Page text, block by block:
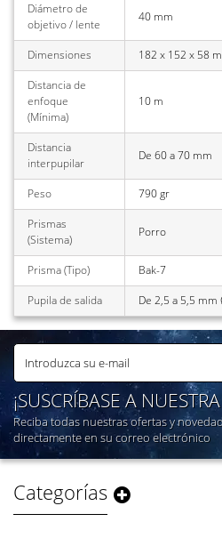
Diámetro de
objetivo / lente
40 mm
Dimensiones
182 x 152 x 58
Distancia de
enfoque
(Mínima)
10 m
Distancia
interpupilar
De 60 a 70 mm
Peso
790 gr
Prismas
(Sistema)
Porro
Prisma (Tipo)
Bak-7
Pupila de salida
De 2,5 a 5,5 mm
¡SUSCRÍBASE A
Reciba todas nuestras ofertas y
directamente en su correo electrónico
Categorías